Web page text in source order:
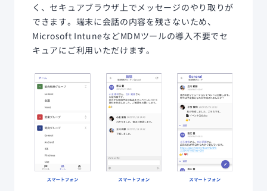
く、セキュアブラウザ上でメッセージのやり取りが
できます。端末に会話の内容を残さないため、
Microsoft IntuneなどMDMツールの導入不要でセ
キュアにご利用いただけます。